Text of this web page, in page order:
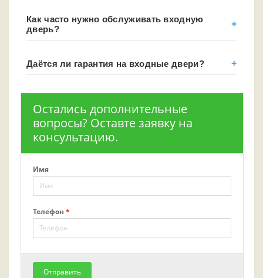
Как часто нужно обслуживать входную
дверь?
Даётся ли гарантия на входные двери?
Остались дополнительные
вопросы? Оставте заявку на
консультацию.
Имя
Телефон *
Отправить